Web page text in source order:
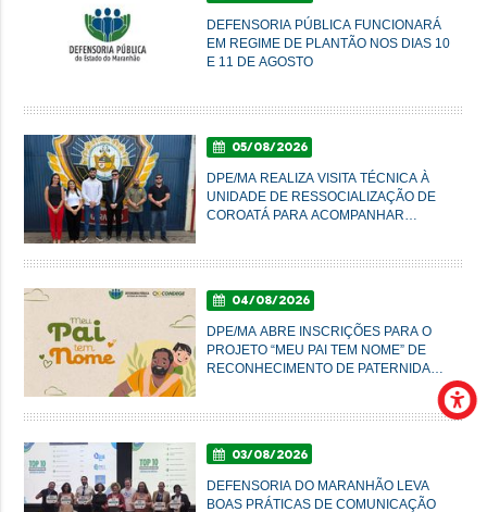
DEFENSORIA PÚBLICA FUNCIONARÁ
EM REGIME DE PLANTÃO NOS DIAS 10
E 11 DE AGOSTO
05/08/2026
DPE/MA REALIZA VISITA TÉCNICA À
UNIDADE DE RESSOCIALIZAÇÃO DE
COROATÁ PARA ACOMPANHAR
04/08/2026
DPE/MA ABRE INSCRIÇÕES PARA O
PROJETO “MEU PAI TEM NOME” DE
RECONHECIMENTO DE PATERNIDADE
03/08/2026
DEFENSORIA DO MARANHÃO LEVA
BOAS PRÁTICAS DE COMUNICAÇÃO